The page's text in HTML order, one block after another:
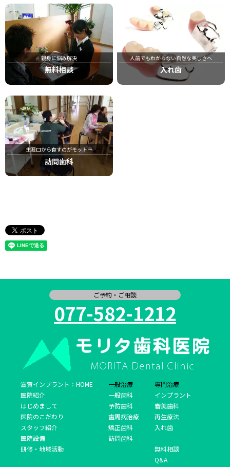
親身に悩み解決
無料相談
人前でもわからない自然な美しさへ
入れ歯
生涯口から食すのがモットー
訪問歯科
ご予約・ご相談
077-582-1212
滋賀インプラント：HOME
医院紹介
はじめまして
医院のこだわり
スタッフ紹介
医院設備
研修・地域活動
一般治療
一般歯科
予防歯科
歯周病治療
矯正歯科
訪問歯科
専門治療
インプラント
審美歯科
再生療法
入れ歯
無料相談
Q&A